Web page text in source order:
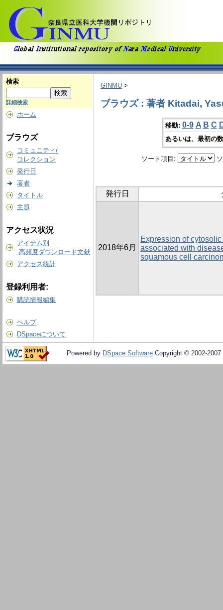
検索
詳細検索
ホーム
ブラウズ
コミュニティ/
コレクション
発行日
著者
タイトル
主題
アクセス状況
アイテム別
高頻度ダウンロード文献
アクセス統計
登録利用者:
購読情報編集
ヘルプ
DSpaceについて
GINMU >
ブラウズ : 著者 Kitadai,
移動: 0-9 A B C
あるいは、最初の
ソート項目:
発行日
2018年6月
Expression of
associated with
squamous cell
Powered by DSpace Software Copyright © 2002-2007